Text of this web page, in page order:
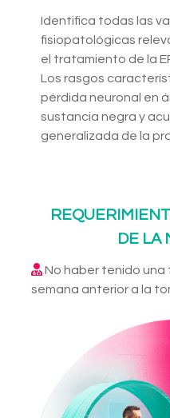
Identifica todas las
fisiopatológicas
el tratamiento de la
Los rasgos
pérdida neuronal en
sustancia negra y
generalizada de la
DE LA
No haber tenido una
semana anterior a la